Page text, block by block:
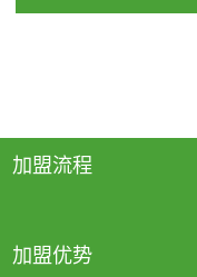
动，人类长时间停留
内空间都有整体消毒
要。因为空间内人流
的、空气...
加盟流程
加盟优势